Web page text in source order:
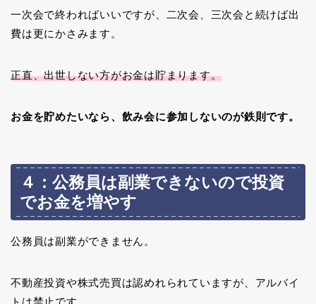
一次会で終わればいいですが、二次会、三次会と続けば出
費は更にかさみます。
正直、出世しない方がお金は貯まります。
お金を貯めたいなら、飲み会に参加しないのが鉄則です。
４：公務員は副業できないので投資
でお金を増やす
公務員は副業ができません。
不動産投資や株式売買は認めれられていますが、アルバイ
トは禁止です。